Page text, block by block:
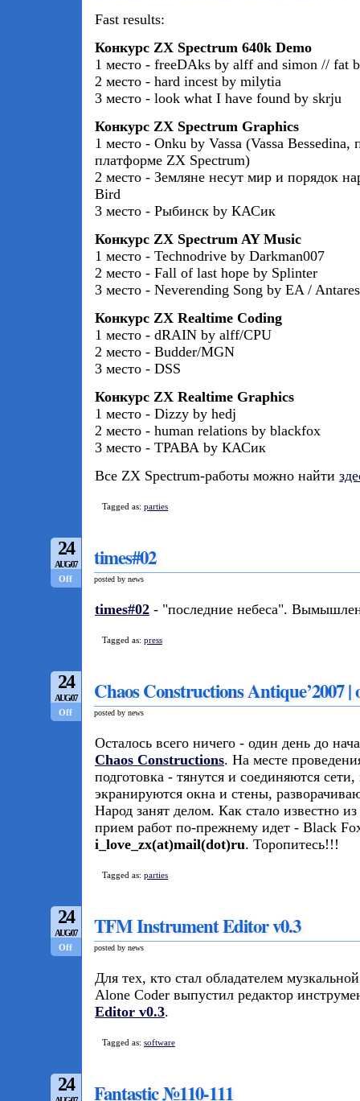
Fast results:
Конкурс ZX Spectrum 640k Demo
1 место - freeDAks by alff and simon // fat
2 место - hard incest by milytia
3 место - look what I have found by skrju
Конкурс ZX Spectrum Graphics
1 место - Onku by Vassa (Vassa Bessedina,
платформе ZX Spectrum)
2 место - Земляне несут мир и порядок
Bird
3 место - Рыбинск by КАСик
Конкурс ZX Spectrum AY Music
1 место - Technodrive by Darkman007
2 место - Fall of last hope by Splinter
3 место - Neverending Song by EA / Antares
Конкурс ZX Realtime Coding
1 место - dRAIN by alff/CPU
2 место - Budder/MGN
3 место - DSS
Конкурс ZX Realtime Graphics
1 место - Dizzy by hedj
2 место - human relations by blackfox
3 место - ТРАВА by КАСик
Все ZX Spectrum-работы можно найти
Tagged as: parties
24
AUG/07
Off
times#02
posted by news
times#02 - "последние небеса".
Tagged as: press
24
AUG/07
Off
Chaos Constructions Antique’2007 |
posted by news
Осталось всего ничего - один день до
Chaos Constructions. На месте
подготовка - тянутся и соединяются
экранируются окна и стены,
Народ занят делом. Как стало известно
прием работ по-прежнему идет - Black
i_love_zx(at)mail(dot)ru. Торопитесь!!!
Tagged as: parties
24
AUG/07
Off
TFM Instrument Editor v0.3
posted by news
Для тех, кто стал обладателем
Alone Coder выпустил редактор
Editor v0.3.
Tagged as: software
24 Fantastic №110-111